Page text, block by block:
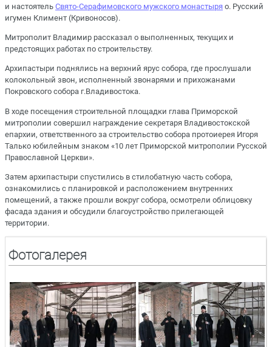
и настоятель Свято-Серафимовского мужского монастыря о. Русский
игумен Климент (Кривоносов).
Митрополит Владимир рассказал о выполненных, текущих и
предстоящих работах по строительству.
Архипастыри поднялись на верхний ярус собора, где прослушали
колокольный звон, исполненный звонарями и прихожанами
Покровского собора г.Владивостока.
В ходе посещения строительной площадки глава Приморской
митрополии совершил награждение секретаря Владивостокской
епархии, ответственного за строительство собора протоиерея Игоря
Талько юбилейным знаком «10 лет Приморской митрополии Русской
Православной Церкви».
Затем архипастыри спустились в стилобатную часть собора,
ознакомились с планировкой и расположением внутренних
помещений, а также прошли вокруг собора, осмотрели облицовку
фасада здания и обсудили благоустройство прилегающей
территории.
Фотогалерея